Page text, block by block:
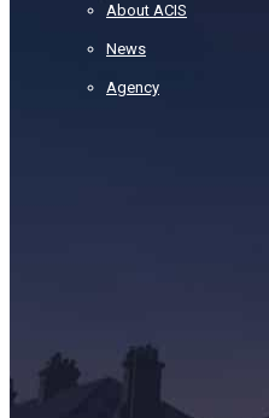
About ACIS
News
Agency